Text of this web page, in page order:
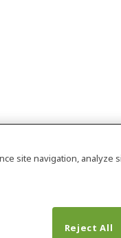
site navigation, analyze
Reject All